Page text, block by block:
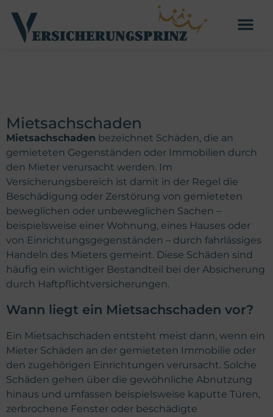
Mietsachschaden
Mietsachschaden bezeichnet Schäden, die an
gemieteten Gegenständen oder Immobilien durch
den Mieter verursacht werden. Im
Versicherungsbereich ist damit in der Regel die
Beschädigung oder Zerstörung von gemieteten
beweglichen oder unbeweglichen Sachen –
beispielsweise einer Wohnung, eines Hauses oder
von Einrichtungsgegenständen – durch fahrlässiges
Handeln des Mieters gemeint. Diese Schäden sind
häufig ein wichtiger Bestandteil bei der Absicherung
durch Haftpflichtversicherungen.
Wann liegt ein Mietsachschaden vor?
Ein Mietsachschaden entsteht meist dann, wenn ein
Mieter Schäden an der gemieteten Immobilie oder
den zugehörigen Einrichtungen verursacht. Solche
Schäden gehen über die gewöhnliche Abnutzung
hinaus und umfassen beispielsweise kaputte Türen,
zerbrochene Fenster oder beschädigte